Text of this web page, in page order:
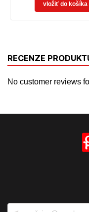
vložiť do košíka
RECENZE
No customer reviews